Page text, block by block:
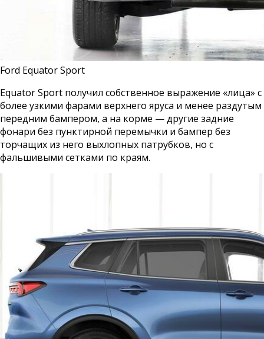
Ford Equator Sport
Equator Sport получил собственное выражение «лица» с
более узкими фарами верхнего яруса и менее раздутым
передним бампером, а на корме — другие задние
фонари без пунктирной перемычки и бампер без
торчащих из него выхлопных патрубков, но с
фальшивыми сетками по краям.